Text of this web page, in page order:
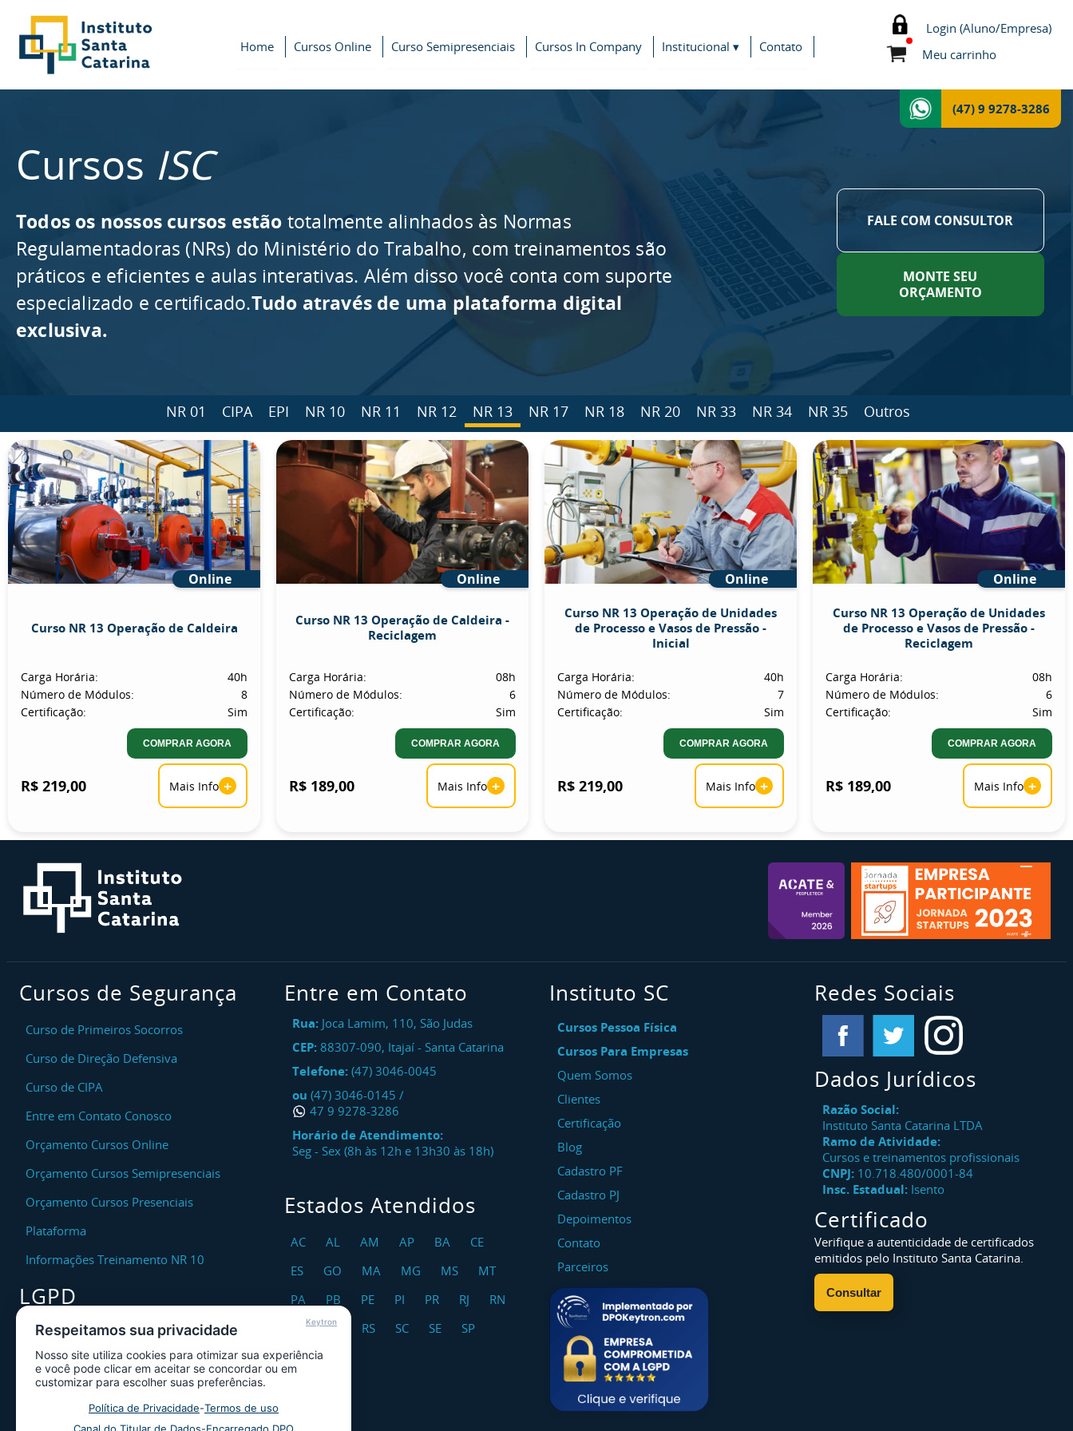
Home Cursos Online Curso Semipresenciais Cursos In Company Institucional ▾ Contato
Login (Aluno/Empresa)
Meu carrinho
(47) 9 9278-3286
Cursos ISC
Todos os nossos cursos estão totalmente alinhados às Normas
Regulamentadoras (NRs) do Ministério do Trabalho, com treinamentos são
práticos e eficientes e aulas interativas. Além disso você conta com suporte
especializado e certificado.Tudo através de uma plataforma digital
exclusiva.
FALE COM CONSULTOR
MONTE SEU
ORÇAMENTO
NR 01 CIPA EPI NR 10 NR 11 NR 12 NR 13 NR 17 NR 18 NR 20 NR 33 NR 34 NR 35 Outros
Online
Curso NR 13 Operação de Caldeira
Carga Horária:
40h
Número de Módulos:
8
Certificação:
Sim
COMPRAR AGORA
R$ 219,00 Mais Info +
Online
Curso NR 13 Operação de Caldeira -
Reciclagem
Carga Horária:
08h
Número de Módulos:
6
Certificação:
Sim
COMPRAR AGORA
R$ 189,00 Mais Info +
Online
Curso NR 13 Operação de Unidades
de Processo e Vasos de Pressão -
Inicial
Carga Horária:
40h
Número de Módulos:
7
Certificação:
Sim
COMPRAR AGORA
R$ 219,00 Mais Info +
Online
Curso NR 13 Operação de Unidades
de Processo e Vasos de Pressão -
Reciclagem
Carga Horária:
08h
Número de Módulos:
6
Certificação:
Sim
COMPRAR AGORA
R$ 189,00 Mais Info +
Cursos de Segurança
Curso de Primeiros Socorros
Curso de Direção Defensiva
Curso de CIPA
Entre em Contato Conosco
Orçamento Cursos Online
Orçamento Cursos Semipresenciais
Orçamento Cursos Presenciais
Plataforma
Informações Treinamento NR 10
LGPD
Encarregado DPO
Canal de Atendimento ao Titular dos
Dados
Política de Privacidade
Entre em Contato
Rua: Joca Lamim, 110, São Judas
CEP: 88307-090, Itajaí - Santa Catarina
Telefone: (47) 3046-0045
ou (47) 3046-0145 /
47 9 9278-3286
Horário de Atendimento:
Seg - Sex (8h às 12h e 13h30 às 18h)
Estados Atendidos
AC AL AM AP BA
CE
ES
GO MA MG MS
MT
PA
PB PE PI PR RJ
RN
RO
RR RS SC SE
SP
TO
Instituto SC
Cursos Pessoa Física
Cursos Para Empresas
Quem Somos
Clientes
Certificação
Blog
Cadastro PF
Cadastro PJ
Depoimentos
Contato
Parceiros
Redes Sociais
Dados Jurídicos
Razão Social:
Instituto Santa Catarina LTDA
Ramo de Atividade:
Cursos e treinamentos profissionais
CNPJ: 10.718.480/0001-84
Insc. Estadual: Isento
Certificado
Verifique a autenticidade de certificados
emitidos pelo Instituto Santa Catarina.
Consultar
Keytron
Respeitamos sua privacidade
Nosso site utiliza cookies para otimizar sua experiência
e você pode clicar em aceitar se concordar ou em
customizar para escolher suas preferências.
Política de Privacidade-Termos de uso